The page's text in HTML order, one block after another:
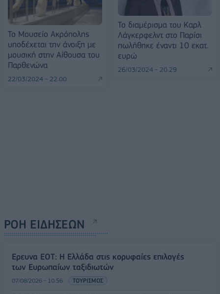
Το Μουσείο Ακρόπολης
υποδέχεται την άνοιξη με
μουσική στην Αίθουσα του
Παρθενώνα
22/03/2024 - 22:00
Το διαμέρισμα του Καρλ
Λάγκερφελντ στο Παρίσι
πωλήθηκε έναντι 10 εκατ.
ευρώ
26/03/2024 - 20:29
ΡΟΗ ΕΙΔΗΣΕΩΝ
Έρευνα ΕΟΤ: Η Ελλάδα στις κορυφαίες επιλογές
των Ευρωπαίων ταξιδιωτών
07/08/2026 - 10:56 ΤΟΥΡΙΣΜΟΣ